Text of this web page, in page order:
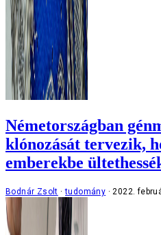
Németországban
klónozását tervezik,
emberekbe
Bodnár Zsolt tudomány 2022.